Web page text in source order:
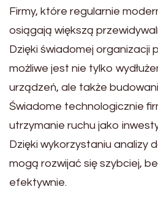
Firmy, które regularnie
osiągają większą
Dzięki świadomej organizacji
możliwe jest nie tylko
urządzeń, ale także
Świadome technologicznie
utrzymanie ruchu jako
Dzięki wykorzystaniu analizy
mogą rozwijać się szybciej,
efektywnie.